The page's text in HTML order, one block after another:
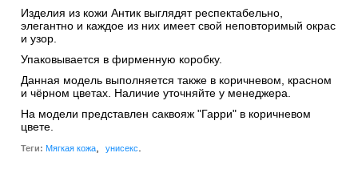
Изделия из кожи Антик выглядят респектабельно,
элегантно и каждое из них имеет свой неповторимый окрас
и узор.
Упаковывается в фирменную коробку.
Данная модель выполняется также в коричневом, красном
и чёрном цветах. Наличие уточняйте у менеджера.
На модели представлен саквояж "Гарри" в коричневом
цвете.
Теги: Мягкая кожа унисекс